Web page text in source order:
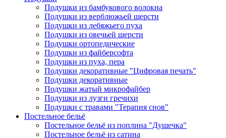
Подушки из бамбукового волокна
Подушки из верблюжьей шерсти
Подушки из лебяжьего пуха
Подушки из овечьей шерсти
Подушки ортопедические
Подушки из файберсофта
Подушки из пуха, пера
Подушки декоративные "Цифровая печать"
Подушки декоративные
Подушки жатый микрофайбер
Подушки из лузги гречихи
Подушки с травами "Терапия снов"
Постельное бельё
Постельное бельё из поплина "Душечка"
Постельное бельё из сатина